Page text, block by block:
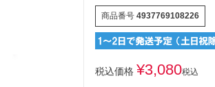
商品番号 4937769108226
税込価格 ¥3,080税込